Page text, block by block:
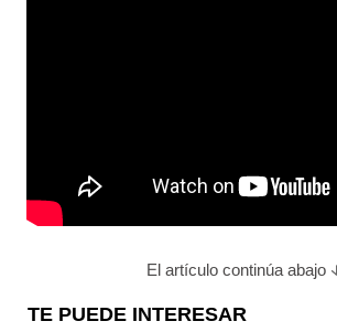
El artículo continúa abajo
TE PUEDE INTERESAR